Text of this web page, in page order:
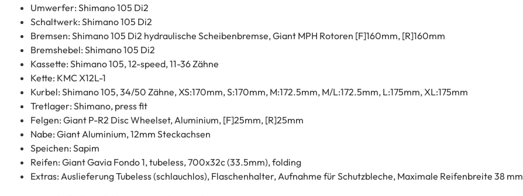
Umwerfer: Shimano 105 Di2
Schaltwerk: Shimano 105 Di2
Bremsen: Shimano 105 Di2 hydraulische Scheibenbremse, Giant MPH Rotoren [F]160mm, [R]160mm
Bremshebel: Shimano 105 Di2
Kassette: Shimano 105, 12-speed, 11-36 Zähne
Kette: KMC X12L-1
Kurbel: Shimano 105, 34/50 Zähne, XS:170mm, S:170mm, M:172.5mm, M/L:172.5mm, L:175mm, XL:175mm
Tretlager: Shimano, press fit
Felgen: Giant P-R2 Disc Wheelset, Aluminium, [F]25mm, [R]25mm
Nabe: Giant Aluminium, 12mm Steckachsen
Speichen: Sapim
Reifen: Giant Gavia Fondo 1, tubeless, 700x32c (33.5mm), folding
Extras: Auslieferung Tubeless (schlauchlos), Flaschenhalter, Aufnahme für Schutzbleche, Maximale Reifenbreite 38 mm